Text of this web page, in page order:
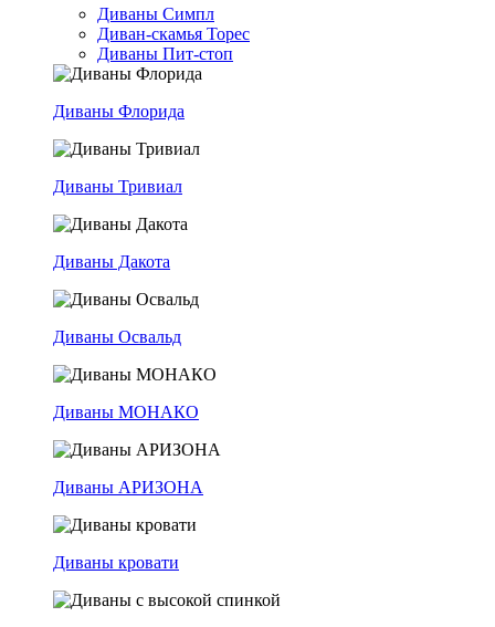
Диваны Симпл
Диван-скамья Торес
Диваны Пит-стоп
Диваны Флорида
Диваны Тривиал
Диваны Дакота
Диваны Освальд
Диваны МОНАКО
Диваны АРИЗОНА
Диваны кровати